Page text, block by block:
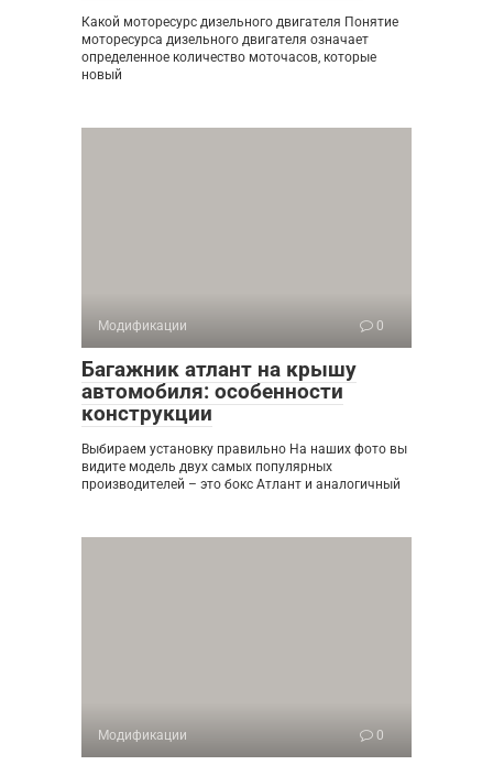
Какой моторесурс дизельного двигателя Понятие
моторесурса дизельного двигателя означает
определенное количество моточасов, которые
новый
Модификации 0
Багажник атлант на крышу
автомобиля: особенности
конструкции
Выбираем установку правильно На наших фото вы
видите модель двух самых популярных
производителей – это бокс Атлант и аналогичный
Модификации 0